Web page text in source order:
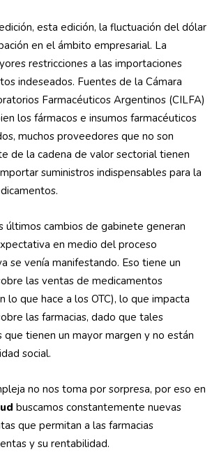
esta edición, la fluctuación del dólar
en el ámbito empresarial. La
restricciones a las importaciones
indeseados. Fuentes de la Cámara
Farmacéuticos Argentinos (CILFA)
los fármacos e insumos farmacéuticos
muchos proveedores que no son
de la cadena de valor sectorial tienen
suministros indispensables para la
últimos cambios de gabinete generan
en medio del proceso
se venía manifestando. Eso tiene un
las ventas de medicamentos
lo que hace a los OTC), lo que impacta
las farmacias, dado que tales
que tienen un mayor margen y no están
social.
no nos toma por sorpresa, por eso en
buscamos constantemente nuevas
que permitan a las farmacias
y su rentabilidad.